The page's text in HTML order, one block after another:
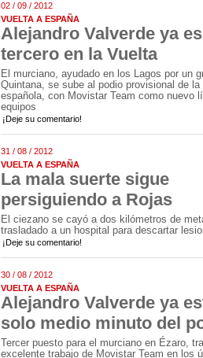
02 / 09 / 2012
VUELTA A ESPAÑA
Alejandro Valverde ya es
tercero en la Vuelta
El murciano, ayudado en los Lagos por un
Quintana, se sube al podio provisional de la
española, con Movistar Team como nuevo
equipos
¡Deje su comentario!
31 / 08 / 2012
VUELTA A ESPAÑA
La mala suerte sigue
persiguiendo a Rojas
El ciezano se cayó a dos kilómetros de
trasladado a un hospital para descartar
¡Deje su comentario!
30 / 08 / 2012
VUELTA A ESPAÑA
Alejandro Valverde ya
solo medio minuto del
Tercer puesto para el murciano en Ézaro,
excelente trabajo de Movistar Team en los